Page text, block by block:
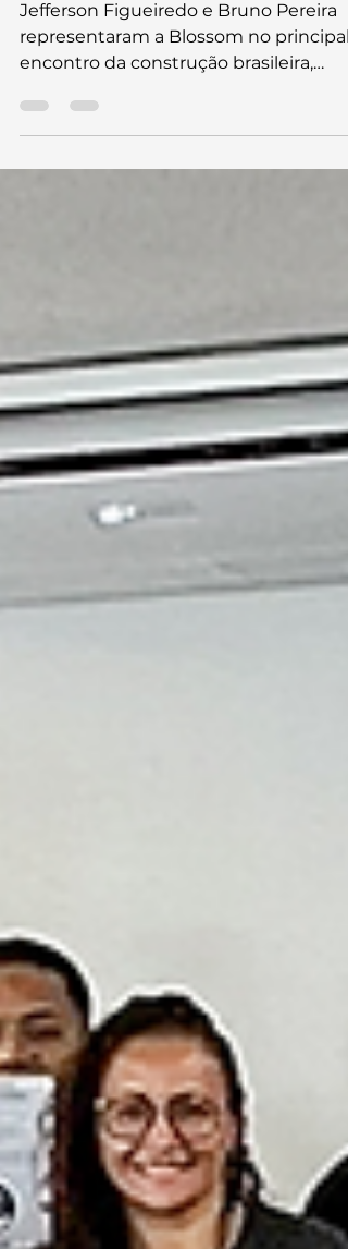
no ENIC 2026
Jefferson Figueiredo e Bruno Pereira
representaram a Blossom no principal
encontro da construção brasileira,
acompanhando debates sobre